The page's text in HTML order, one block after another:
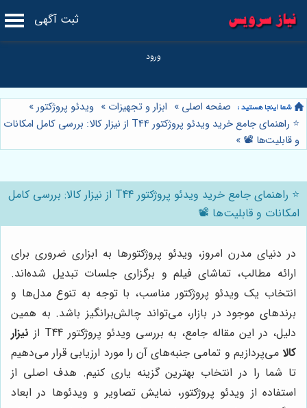
ثبت آگهی
صفحه اصلی » ابزار و تجهیزات » ویدئو پروژکتور»
⭐️ راهنمای جامع خرید ویدئو پروژکتور T44 از نیزار کالا: بررسی کامل امکانات
و قابلیت‌ها 📽️ »
⭐️ راهنمای جامع خرید ویدئو پروژکتور T44 از نیزار کالا: بررسی کامل
امکانات و قابلیت‌ها 📽️
در دنیای مدرن امروز، ویدئو پروژکتورها به ابزاری ضروری برای
ارائه مطالب، تماشای فیلم و برگزاری جلسات تبدیل شده‌اند.
انتخاب یک ویدئو پروژکتور مناسب، با توجه به تنوع مدل‌ها و
برندهای موجود در بازار، می‌تواند چالش‌برانگیز باشد. به همین
دلیل، در این مقاله جامع، به بررسی ویدئو پروژکتور T44 از
نیزار
کالا می‌پردازیم و تمامی جنبه‌های آن را مورد ارزیابی قرار می‌دهیم
تا شما را در انتخاب بهترین گزینه یاری کنیم. هدف اصلی از
استفاده از ویدئو پروژکتور، نمایش تصاویر و ویدئوها در ابعاد